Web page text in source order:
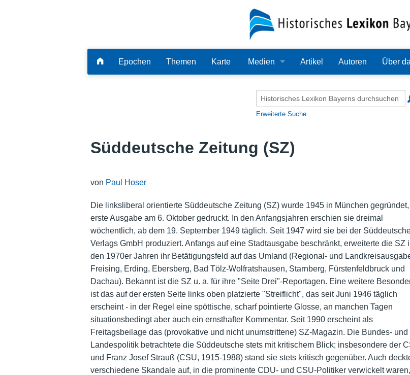
Epochen Themen Karte Medien
Audio
PDF
Artikel Autoren Über
Zehn
Häufige
Erweiterte Suche
Süddeutsche Zeitung (SZ)
von Paul Hoser
Die linksliberal orientierte Süddeutsche Zeitung (SZ) wurde 1945 in München
erste Ausgabe am 6. Oktober gedruckt. In den Anfangsjahren erschien sie dreimal
wöchentlich, ab dem 19. September 1949 täglich. Seit 1947 wird sie bei der
Verlags GmbH produziert. Anfangs auf eine Stadtausgabe beschränkt, erweiterte die SZ
den 1970er Jahren ihr Betätigungsfeld auf das Umland (Regional- und
Freising, Erding, Ebersberg, Bad Tölz-Wolfratshausen, Starnberg, Fürstenfeldbruck und
Dachau). Bekannt ist die SZ u. a. für ihre "Seite Drei"-Reportagen. Eine weitere
ist das auf der ersten Seite links oben platzierte "Streiflicht", das seit Juni 1946 täglich
erscheint - in der Regel eine spöttische, scharf pointierte Glosse, an manchen Tagen
situationsbedingt aber auch ein ernsthafter Kommentar. Seit 1990 erscheint als
Freitagsbeilage das (provokative und nicht unumstrittene) SZ-Magazin. Die Bundes- und
Landespolitik betrachtete die Süddeutsche stets mit kritischem Blick; insbesondere der
und Franz Josef Strauß (CSU, 1915-1988) stand sie stets kritisch gegenüber. Auch
verschiedene Skandale auf, in die prominente CDU- und CSU-Politiker verwickelt